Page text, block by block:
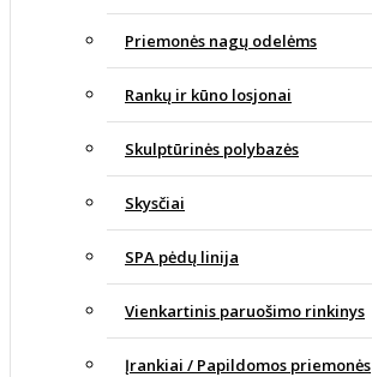
Priemonės nagų odelėms
Rankų ir kūno losjonai
Skulptūrinės polybazės
Skysčiai
SPA pėdų linija
Vienkartinis paruošimo rinkinys
Įrankiai / Papildomos priemonės